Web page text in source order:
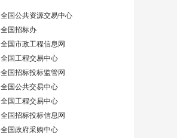
全国公共资源交易中心
全国招标办
全国市政工程信息网
全国工程交易中心
全国招标投标监管网
全国公共交易中心
全国工程交易中心
全国招标投标信息网
全国政府采购中心